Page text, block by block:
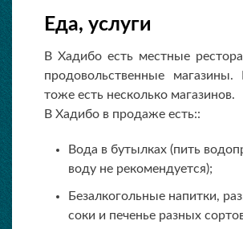
Еда, услуги
В Хадибо есть местные
продовольственные
тоже есть несколько магазинов.
В Хадибо в продаже есть::
Вода в бутылках (пить
воду не рекомендуется);
Безалкогольные напитки,
соки и печенье разных